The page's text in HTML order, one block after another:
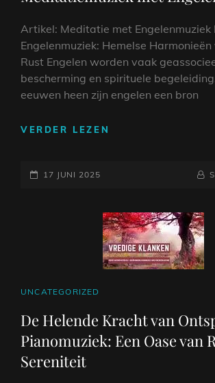
Artikel: Meditatie met
Engelenmuziek: Hemelse
Rust Engelen worden vaak
bescherming en spirituele
eeuwen heen zijn engelen een bron
VERDER LEZEN
GEPLAATST
17 JUNI 2025
CAT
UNCATEGORIZED
De Helende Kracht van
Pianomuziek: Een Oase van
Sereniteit